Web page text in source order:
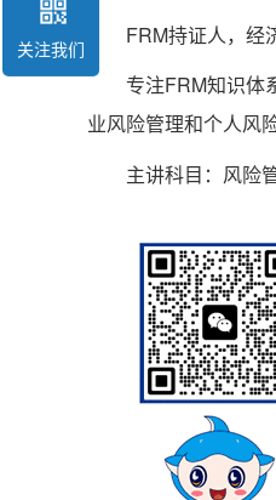
FRM持证人，经
专注FRM知识体
业风险管理和个人风
主讲科目：风险
关注我们